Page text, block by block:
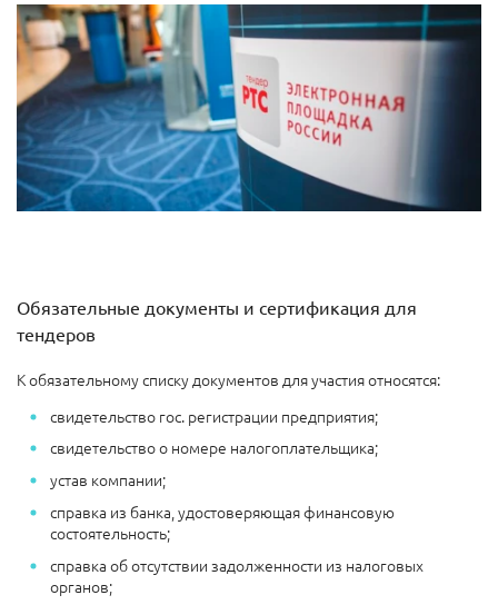
Обязательные документы и сертификация для
тендеров
К обязательному списку документов для участия относятся:
свидетельство гос. регистрации предприятия;
свидетельство о номере налогоплательщика;
устав компании;
справка из банка, удостоверяющая финансовую
состоятельность;
справка об отсутствии задолженности из налоговых
органов;